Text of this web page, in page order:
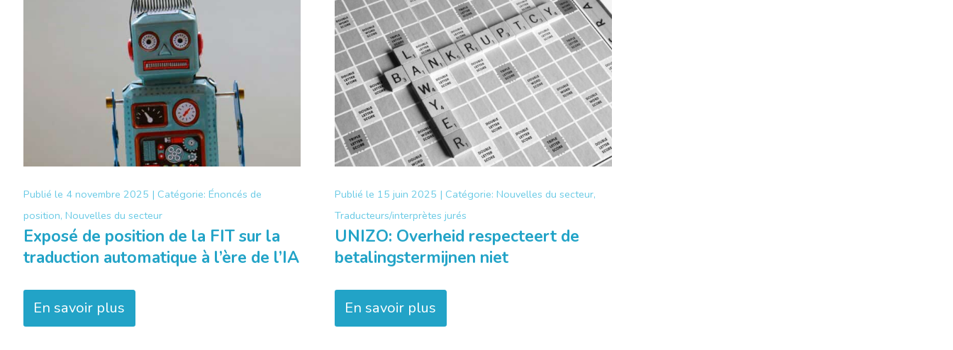
Publié le 4 novembre 2025 | Catégorie: Énoncés de
position, Nouvelles du secteur
Exposé de position de la FIT sur la
traduction automatique à l’ère de l’IA
En savoir plus
Publié le 15 juin 2025 | Catégorie: Nouvelles du secteur,
Traducteurs/interprètes jurés
UNIZO: Overheid respecteert de
betalingstermijnen niet
En savoir plus